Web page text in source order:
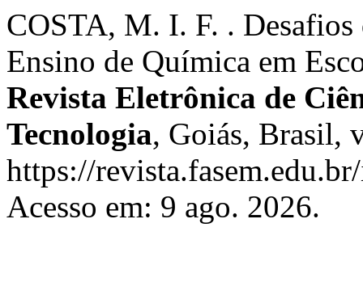
COSTA, M. I. F. . Desafios
Ensino de Química em
Revista Eletrônica de
Tecnologia, Goiás, Brasil,
https://
Acesso em: 9 ago. 2026.